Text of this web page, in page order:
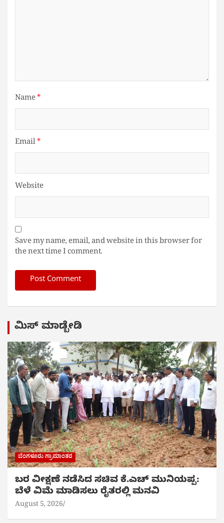
Name*
Email*
Website
Save my name, email, and website in this browser for
the next time I comment.
ಮಿಸ್ ಮಾಡ್ಬೇಡಿ
ಬೆಂಗಳೂರು ಗ್ರಾಮಾಂತರ
ಬರ ವೀಕ್ಷಣೆ ನಡೆಸಿದ ಸಚಿವ ಕೆ.ಎಚ್ ಮುನಿಯಪ್ಪ:
ಬೆಳೆ ವಿಮೆ ಮಾಡಿಸಲು ರೈತರಲ್ಲಿ ಮನವಿ
August 5, 2026